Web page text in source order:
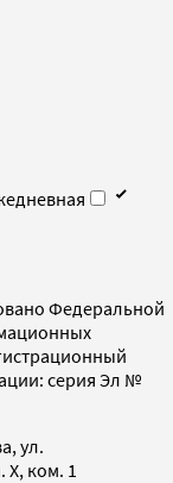
Федеральной
серия Эл №
ул.
X, ком. 1